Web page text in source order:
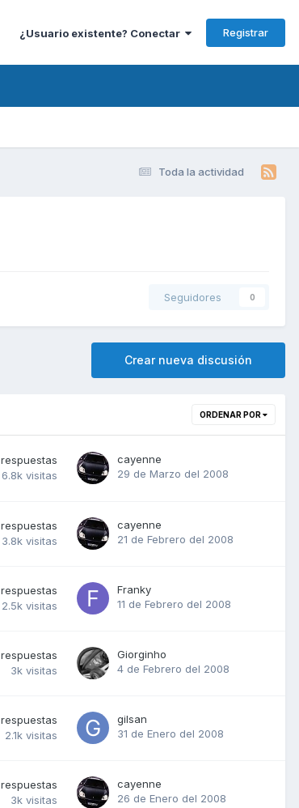
¿Usuario existente? Conectar Registrar
Toda la actividad
Seguidores 0
Crear nueva discusión
ORDENAR POR
respuestas
6.8k visitas
cayenne
29 de Marzo del 2008
respuestas
3.8k visitas
cayenne
21 de Febrero del 2008
respuestas
2.5k visitas
Franky
11 de Febrero del 2008
respuestas
3k visitas
Giorginho
4 de Febrero del 2008
respuestas
2.1k visitas
gilsan
31 de Enero del 2008
respuestas
3k visitas
cayenne
26 de Enero del 2008